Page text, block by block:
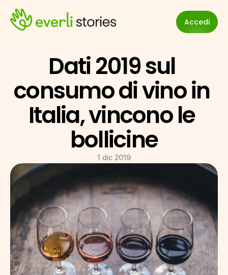
Accedi
Dati 2019 sul
consumo di vino in
Italia, vincono le
bollicine
1 dic 2019